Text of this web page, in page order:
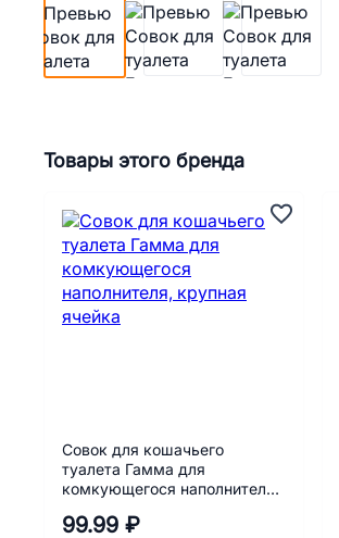
Товары этого бренда
Совок для кошачьего
туалета Гамма для
комкующегося наполнителя,
99.99 ₽